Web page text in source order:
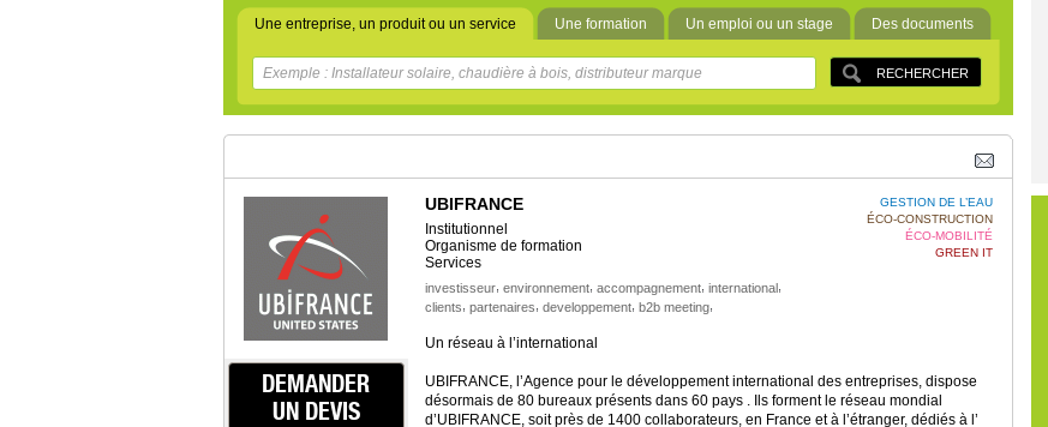
Une entreprise, un produit ou un service Une formation Un emploi ou un stage Des documents
DEMANDER
UN DEVIS
UBIFRANCE
Institutionnel
Organisme de formation
Services
investisseur, environnement, accompagnement, international,
clients partenaires developpement, b2b meeting,
GESTION DE L’EAU
ÉCO-CONSTRUCTION
ÉCO-MOBILITÉ
GREEN IT
Un réseau à l’international
UBIFRANCE, l’Agence pour le développement international des entreprises, dispose
désormais de 80 bureaux présents dans 60 pays . Ils forment le réseau mondial
d’UBIFRANCE, soit près de 1400 collaborateurs, en France et à l’étranger, dédiés à l’